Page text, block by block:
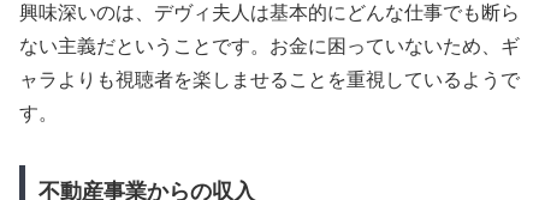
興味深いのは、デヴィ夫人は基本的にどんな仕事でも断ら
ない主義だということです。お金に困っていないため、ギ
ャラよりも視聴者を楽しませることを重視しているようで
す。
不動産事業からの収入